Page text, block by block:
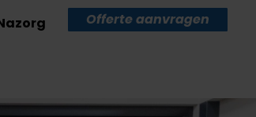
Offerte aanvragen